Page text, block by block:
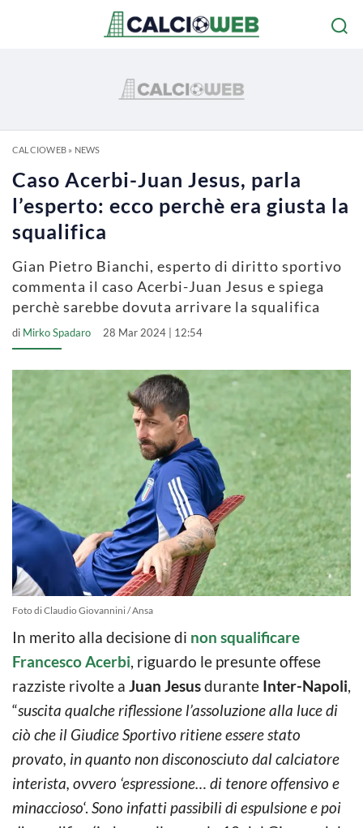
CALCIOWEB» NEWS
Caso Acerbi-Juan Jesus, parla
l’esperto: ecco perchè era giusta la
squalifica
Gian Pietro Bianchi, esperto di diritto sportivo
commenta il caso Acerbi-Juan Jesus e spiega
perchè sarebbe dovuta arrivare la squalifica
di Mirko Spadaro 28 Mar 2024 | 12:54
Foto di Claudio Giovannini / Ansa
In merito alla decisione di non squalificare
Francesco Acerbi, riguardo le presunte offese
razziste rivolte a Juan Jesusdurante Inter-Napoli,
“suscita qualche riflessione l’assoluzione alla luce di
ciò che il Giudice Sportivo ritiene essere stato
provato, in quanto non disconosciuto dal calciatore
interista, ovvero ‘espressione… di tenore offensivo e
minaccioso‘. Sono infatti passibili di espulsione e poi